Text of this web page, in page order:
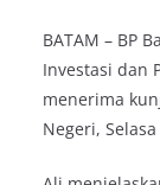
BATAM – BP
Investasi dan
menerima
Negeri,